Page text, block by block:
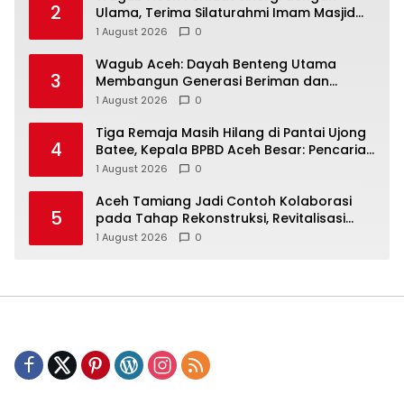
2
Ulama, Terima Silaturahmi Imam Masjid
Raya Baiturrahman
1 August 2026 0
3
Wagub Aceh: Dayah Benteng Utama
Membangun Generasi Beriman dan
Berakhlak
1 August 2026 0
4
Tiga Remaja Masih Hilang di Pantai Ujong
Batee, Kepala BPBD Aceh Besar: Pencarian
Terus Dimaksimalkan
1 August 2026 0
5
Aceh Tamiang Jadi Contoh Kolaborasi
pada Tahap Rekonstruksi, Revitalisasi
Sekolah Dipercepat Libatkan Masyarakat
1 August 2026 0